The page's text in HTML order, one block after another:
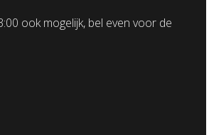
ook mogelijk, bel even voor de